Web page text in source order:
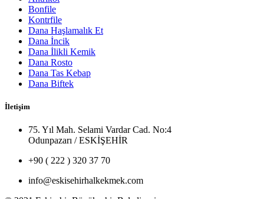
Bonfile
Kontrfile
Dana Haşlamalık Et
Dana İncik
Dana İlikli Kemik
Dana Rosto
Dana Tas Kebap
Dana Biftek
İletişim
75. Yıl Mah. Selami Vardar Cad. No:4
Odunpazarı / ESKİŞEHİR
+90 ( 222 ) 320 37 70
info@eskisehirhalkekmek.com